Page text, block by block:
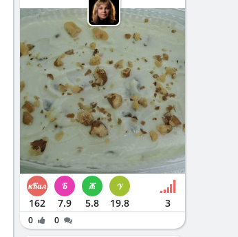
162 7.9 5.8 19.8 3
0 0